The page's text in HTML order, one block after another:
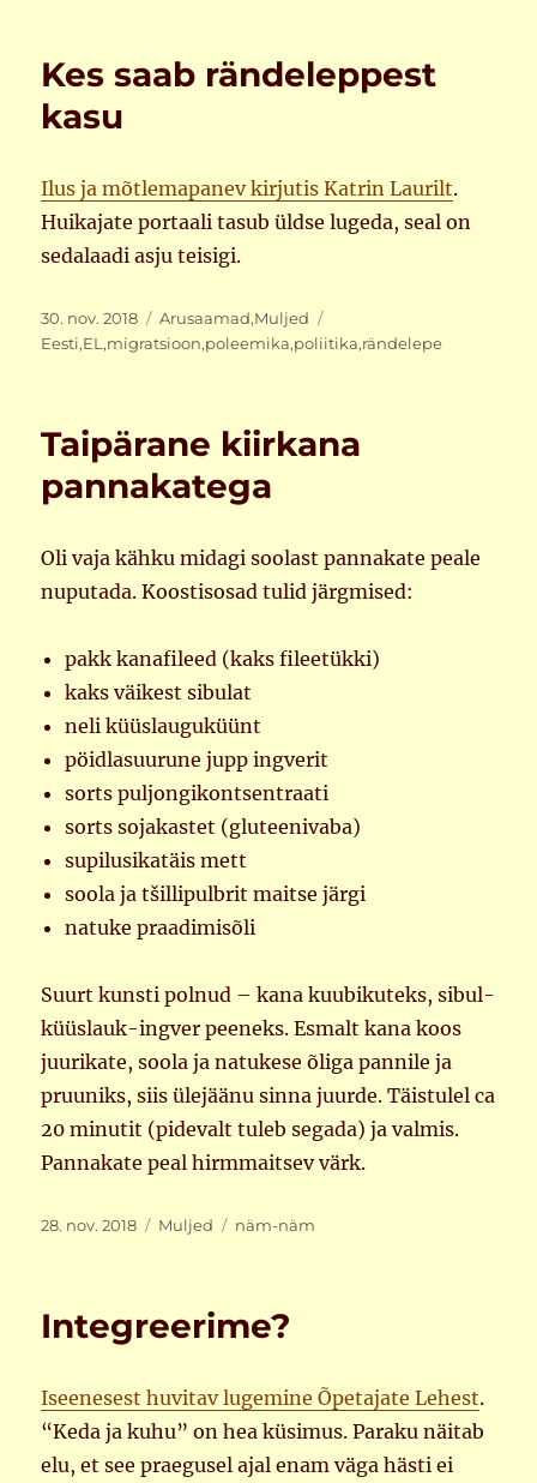
Kes saab rändeleppest
kasu
Ilus ja mõtlemapanev kirjutis Katrin Laurilt.
Huikajate portaali tasub üldse lugeda, seal on
sedalaadi asju teisigi.
Postitatud
30. nov. 2018 Rubriigid
Arusaamad,Muljed
Eesti,EL,migratsioon,poleemika,poliitika,rändelepe
Taipärane kiirkana
pannakatega
Oli vaja kähku midagi soolast pannakate peale
nuputada. Koostisosad tulid järgmised:
pakk kanafileed (kaks fileetükki)
kaks väikest sibulat
neli küüslauguküünt
pöidlasuurune jupp ingverit
sorts puljongikontsentraati
sorts sojakastet (gluteenivaba)
supilusikatäis mett
soola ja tšillipulbrit maitse järgi
natuke praadimisõli
Suurt kunsti polnud – kana kuubikuteks, sibul-
küüslauk-ingver peeneks. Esmalt kana koos
juurikate, soola ja natukese õliga pannile ja
pruuniks, siis ülejäänu sinna juurde. Täistulel ca
20 minutit (pidevalt tuleb segada) ja valmis.
Pannakate peal hirmmaitsev värk.
Postitatud
28. nov. 2018 Rubriigid
Muljed Sildid
näm-näm
Integreerime?
Iseenesest huvitav lugemine Õpetajate Lehest.
“Keda ja kuhu” on hea küsimus. Paraku näitab
elu, et see praegusel ajal enam väga hästi ei